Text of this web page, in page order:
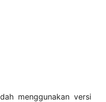
menggunakan versi